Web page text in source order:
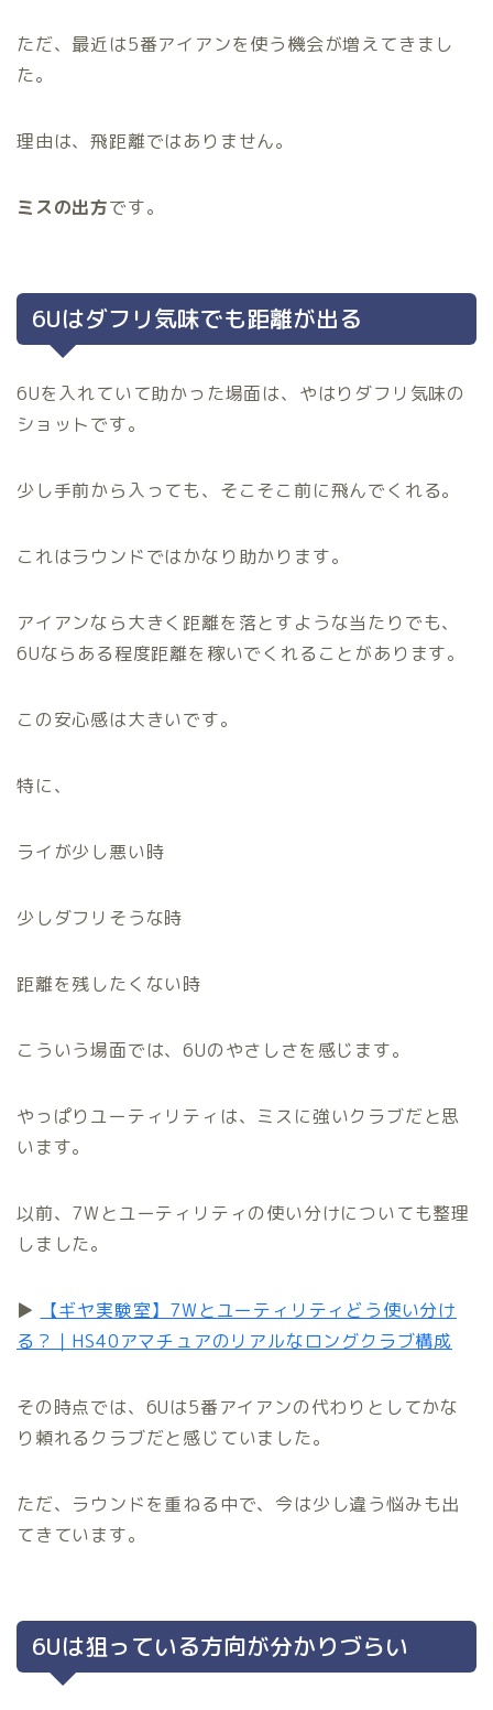
ただ、最近は5番アイアンを使う機会が増えてきまし
た。
理由は、飛距離ではありません。
ミスの出方です。
6Uはダフリ気味でも距離が出る
6Uを入れていて助かった場面は、やはりダフリ気味の
ショットです。
少し手前から入っても、そこそこ前に飛んでくれる。
これはラウンドではかなり助かります。
アイアンなら大きく距離を落とすような当たりでも、
6Uならある程度距離を稼いでくれることがあります。
この安心感は大きいです。
特に、
ライが少し悪い時
少しダフリそうな時
距離を残したくない時
こういう場面では、6Uのやさしさを感じます。
やっぱりユーティリティは、ミスに強いクラブだと思
います。
以前、7Wとユーティリティの使い分けについても整理
しました。
▶
【ギヤ実験室】7Wとユーティリティどう使い分け
る？｜HS40アマチュアのリアルなロングクラブ構成
その時点では、6Uは5番アイアンの代わりとしてかな
り頼れるクラブだと感じていました。
ただ、ラウンドを重ねる中で、今は少し違う悩みも出
てきています。
6Uは狙っている方向が分かりづらい